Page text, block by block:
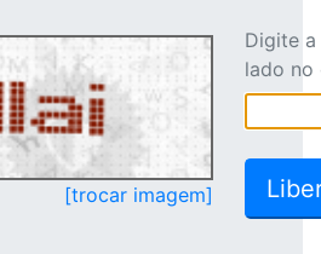
[trocar imagem]
Digite
lado no